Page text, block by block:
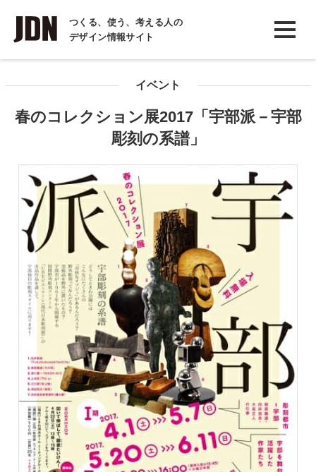
つくる、使う、考える人の
デザイン情報サイト
INTERVIEW
インタビュー
イベント
春のコレクション展2017「宇部派－宇部
彫刻の系譜」